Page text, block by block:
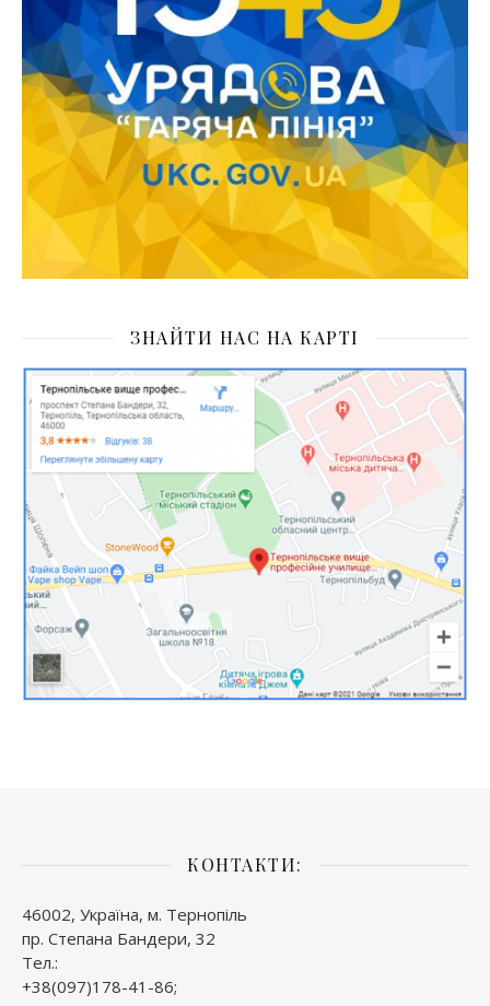
ЗНАЙТИ НАС НА КАРТІ
КОНТАКТИ:
46002, Україна, м. Тернопіль
пр. Степана Бандери, 32
Тел.:
+38(097)178-41-86;